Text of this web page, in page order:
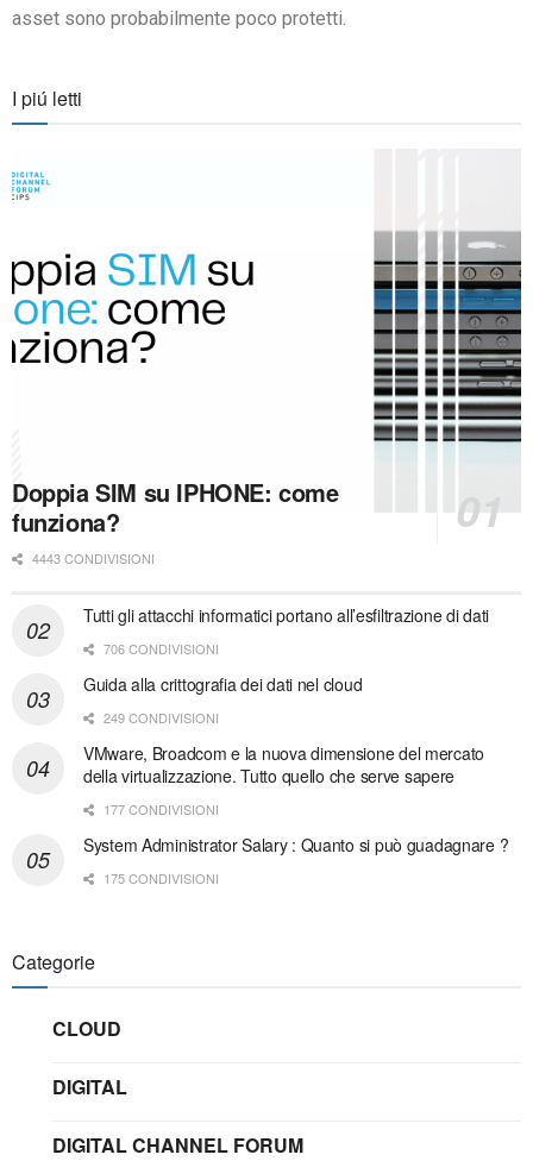
asset sono probabilmente poco protetti.
I piú letti
Doppia SIM su IPHONE: come
funziona?
4443 CONDIVISIONI
Tutti gli attacchi informatici portano all’esfiltrazione di dati
706 CONDIVISIONI
Guida alla crittografia dei dati nel cloud
249 CONDIVISIONI
VMware, Broadcom e la nuova dimensione del mercato
della virtualizzazione. Tutto quello che serve sapere
177 CONDIVISIONI
System Administrator Salary : Quanto si può guadagnare ?
175 CONDIVISIONI
Categorie
CLOUD
DIGITAL
DIGITAL CHANNEL FORUM